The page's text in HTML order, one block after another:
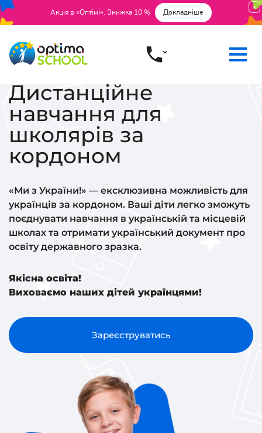
Акція в «Оптімі». Знижка 10 % Докладніше
Дистанційне
навчання для
школярів за
кордоном
«Ми з України!» — ексклюзивна можливість для
українців за кордоном. Ваші діти легко зможуть
поєднувати навчання в українській та місцевій
школах та отримати український документ про
освіту державного зразка.
Якісна освіта!
Виховаємо наших дітей українцями!
Зареєструватись